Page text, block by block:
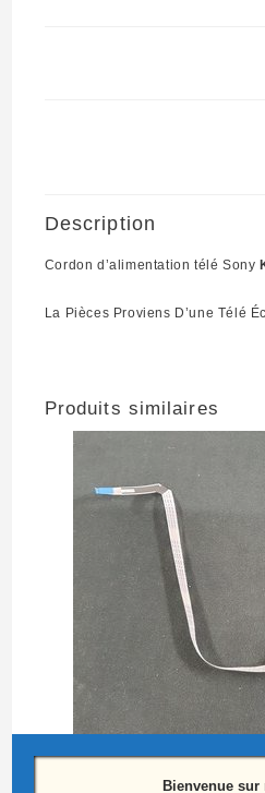
Description
Cordon d’alimentation télé Sony
La Pièces Proviens D’une Télé
Produits similaires
Bienvenue sur